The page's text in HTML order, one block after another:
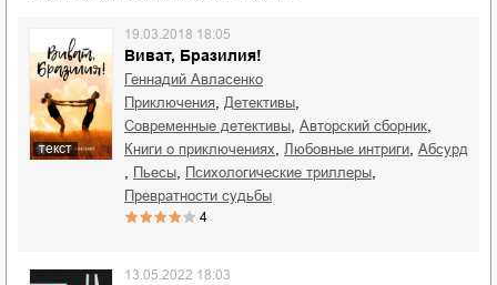
текст
Виват, Бразилия!
19.03.2018 18:05
Геннадий Авласенко
приключения
детективы
современные детективы авторский сборник
книги о приключениях любовные интриги абсурд
пьесы психологические триллеры
превратности судьбы
4
13.05.2022 18:03